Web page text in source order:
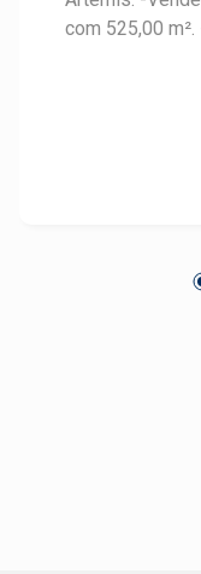
com 525,00 m².